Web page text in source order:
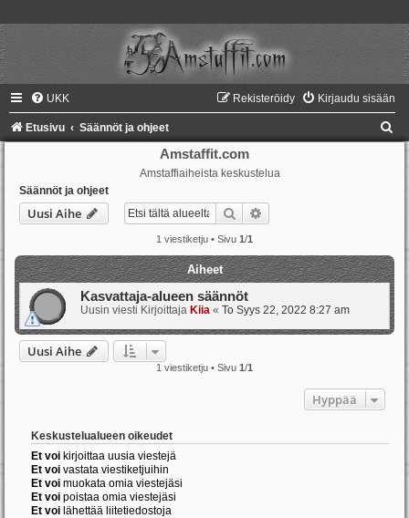
UKK Kirjaudu sisään
Rekisteröidy
Etusivu Säännöt ja ohjeet
Amstaffit.com
Amstaffiaiheista keskustelua
Säännöt ja ohjeet
Uusi Aihe Etsi
1 viestiketju • Sivu 1/1
Aiheet
Kasvattaja-alueen säännöt
Uusin viesti Kirjoittaja Kiia « To Syys 22, 2022 8:27 am
Uusi Aihe
1 viestiketju • Sivu 1/1
Hyppää
Keskustelualueen oikeudet
Et voi kirjoittaa uusia viestejä
Et voi vastata viestiketjuihin
Et voi muokata omia viestejäsi
Et voi poistaa omia viestejäsi
Et voi lähettää liitetiedostoja